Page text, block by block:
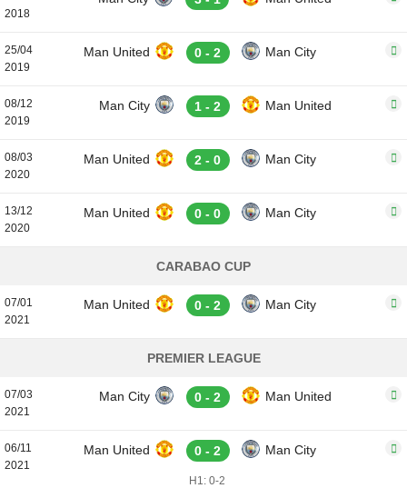
2018
25/04
2019
Man United 0 - 2 Man City
08/12
2019
Man City 1 - 2 Man United
08/03
2020
Man United 2 - 0 Man City
13/12
2020
Man United 0 - 0 Man City
CARABAO CUP
07/01
2021
Man United 0 - 2 Man City
PREMIER LEAGUE
07/03
2021
Man City 0 - 2 Man United
06/11
2021
Man United 0 - 2 Man City
H1: 0-2